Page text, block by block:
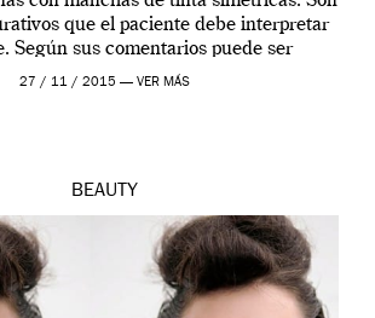
que el paciente debe interpretar
Según sus comentarios puede ser
como alguien […]
27 / 11 / 2015 — VER MÁS
BEAUTY